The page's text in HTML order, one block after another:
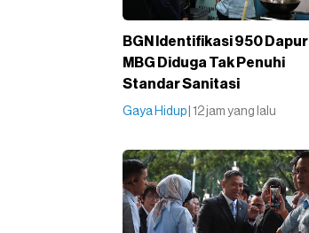
BGN Identifikasi 950 Dapur
MBG Diduga Tak Penuhi
Standar Sanitasi
Gaya Hidup | 12 jam yang lalu